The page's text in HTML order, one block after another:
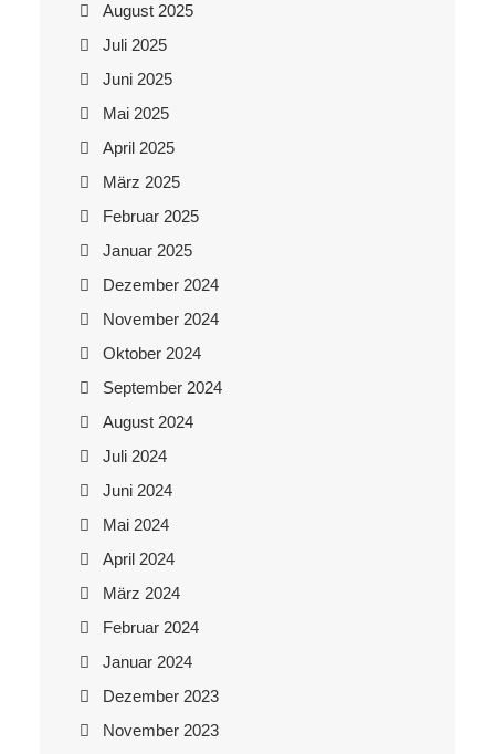
August 2025
Juli 2025
Juni 2025
Mai 2025
April 2025
März 2025
Februar 2025
Januar 2025
Dezember 2024
November 2024
Oktober 2024
September 2024
August 2024
Juli 2024
Juni 2024
Mai 2024
April 2024
März 2024
Februar 2024
Januar 2024
Dezember 2023
November 2023